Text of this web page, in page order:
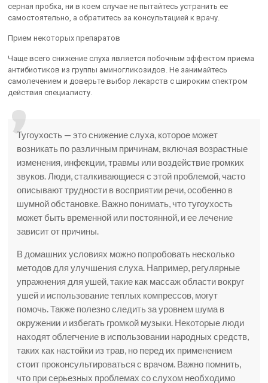
серная пробка, ни в коем случае не пытайтесь устранить ее
самостоятельно, а обратитесь за консультацией к врачу.
Прием некоторых препаратов
Чаще всего снижение слуха является побочным эффектом приема
антибиотиков из группы аминогликозидов. Не занимайтесь
самолечением и доверьте выбор лекарств с широким спектром
действия специалисту.
Тугоухость — это снижение слуха, которое может
возникать по различным причинам, включая возрастные
изменения, инфекции, травмы или воздействие громких
звуков. Люди, сталкивающиеся с этой проблемой, часто
описывают трудности в восприятии речи, особенно в
шумной обстановке. Важно понимать, что тугоухость
может быть временной или постоянной, и ее лечение
зависит от причины.
В домашних условиях можно попробовать несколько
методов для улучшения слуха. Например, регулярные
упражнения для ушей, такие как массаж области вокруг
ушей и использование теплых компрессов, могут
помочь. Также полезно следить за уровнем шума в
окружении и избегать громкой музыки. Некоторые люди
находят облегчение в использовании народных средств,
таких как настойки из трав, но перед их применением
стоит проконсультироваться с врачом. Важно помнить,
что при серьезных проблемах со слухом необходимо